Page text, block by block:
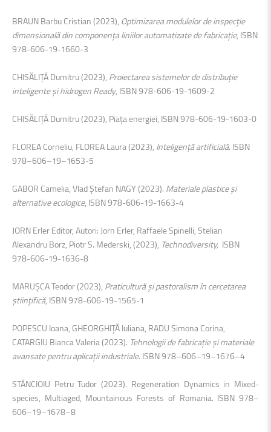
BRAUN Barbu Cristian (2023), Optimizarea modulelor de inspecție
dimensională din componența liniilor automatizate de fabricație, ISBN
978-606-19-1660-3
CHISĂLIȚĂ Dumitru (2023), Proiectarea sistemelor de distribuție
inteligente și hidrogen Ready, ISBN 978-606-19-1609-2
CHISĂLIȚĂ Dumitru (2023), Piața energiei, ISBN 978-606-19-1603-0
FLOREA Corneliu, FLOREA Laura (2023), Inteligență artificială. ISBN
978–606–19–1653-5
GABOR Camelia, Vlad Ștefan NAGY (2023). Materiale plastice și
alternative ecologice, ISBN 978-606-19-1663-4
JORN Erler Editor, Autori: Jorn Erler, Raffaele Spinelli, Stelian
Alexandru Borz, Piotr S. Mederski, (2023), Technodiversity, ISBN
978-606-19-1636-8
MARUȘCA Teodor (2023), Praticultură și pastoralism în cercetarea
științifică, ISBN 978-606-19-1565-1
POPESCU Ioana, GHEORGHIȚĂ Iuliana, RADU Simona Corina,
CATARGIU Bianca Valeria (2023). Tehnologii de fabricație și materiale
avansate pentru aplicații industriale. ISBN 978–606–19–1676–4
STĂNCIOIU Petru Tudor (2023). Regeneration Dynamics in Mixed-
species, Multiaged, Mountainous Forests of Romania. ISBN 978–
606–19–1678–8